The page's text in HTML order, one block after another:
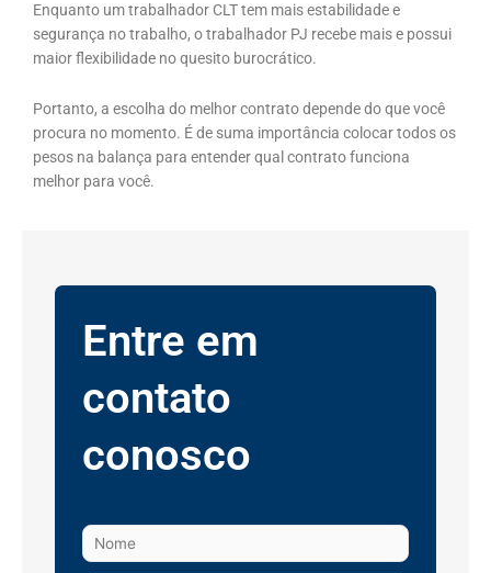
Enquanto um trabalhador CLT tem mais estabilidade e
segurança no trabalho, o trabalhador PJ recebe mais e possui
maior flexibilidade no quesito burocrático.
Portanto, a escolha do melhor contrato depende do que você
procura no momento. É de suma importância colocar todos os
pesos na balança para entender qual contrato funciona
melhor para você.
Entre em
contato
conosco